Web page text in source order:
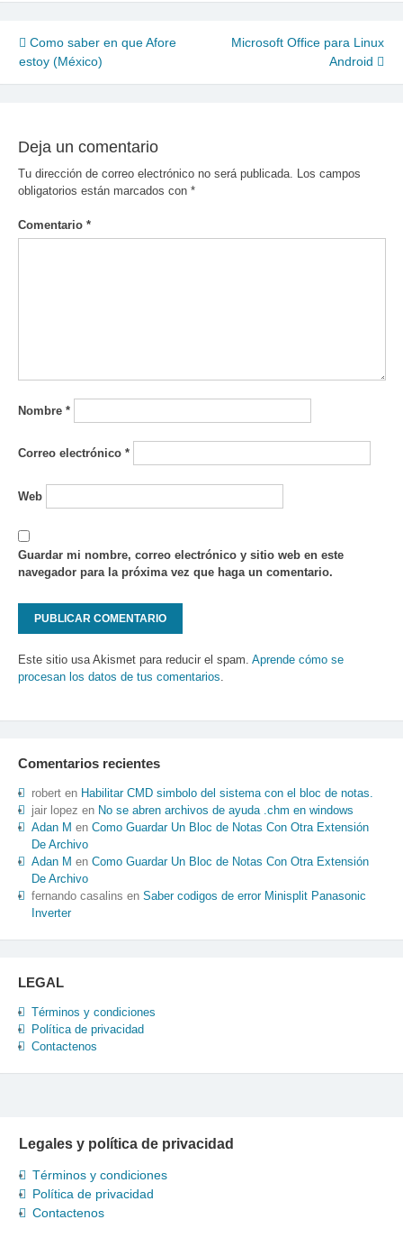
Navegación
de
Como saber en que Afore
estoy (México)
Microsoft Office para Linux
Android
Deja un comentario
Tu dirección de correo electrónico no será publicada.
Los campos
obligatorios están marcados con *
Comentario *
Nombre *
Correo electrónico *
Web
Guardar mi nombre, correo electrónico y sitio web en este
navegador para la próxima vez que haga un comentario.
Este sitio usa Akismet para reducir el spam. Aprende cómo se
procesan los datos de tus comentarios.
Comentarios recientes
roberten Habilitar CMD simbolo del sistema con el bloc de notas.
jair lopez en No se abren archivos de ayuda .chm en windows
Adan M en Como Guardar Un Bloc de Notas Con Otra Extensión
De Archivo
Adan M en Como Guardar Un Bloc de Notas Con Otra Extensión
De Archivo
fernando casalins en Saber codigos de error Minisplit Panasonic
Inverter
LEGAL
Términos y condiciones
Política de privacidad
Contactenos
Legales y política de privacidad
Términos y condiciones
Política de privacidad
Contactenos